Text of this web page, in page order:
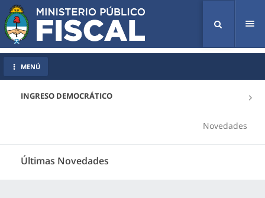
INGRESO DEMOCRÁTICO
Novedades
Últimas Novedades
MENÚ